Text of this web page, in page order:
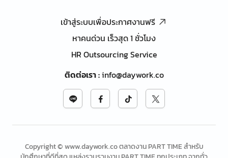
เข้าสู่ระบบเพื่อประกาศงานฟรี
หาคนด่วน เร็วสุด 1 ชั่วโมง
HR Outsourcing Service
ติดต่อเรา:info@daywork.co
Copyright © www.daywork.co ตลาดงาน PART TIME สำหรับ